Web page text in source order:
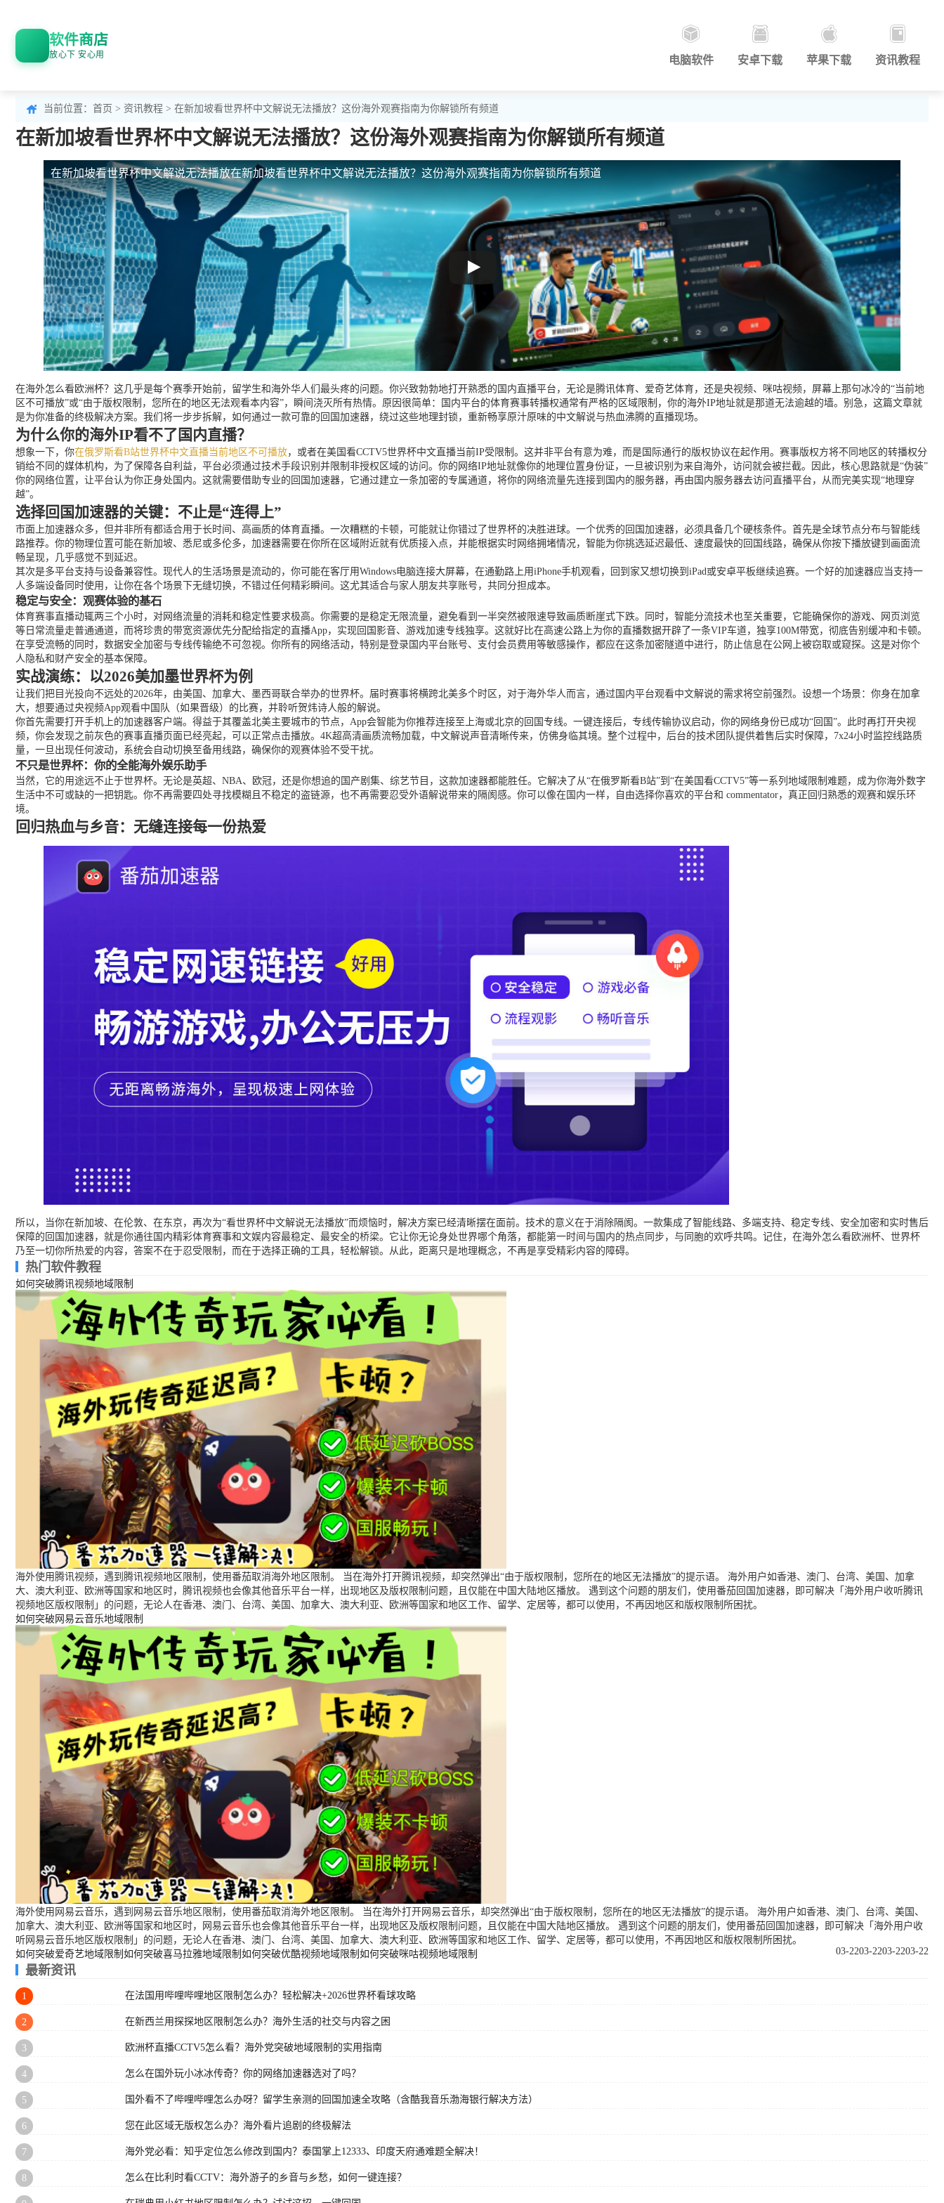
软件商店
放心下 安心用 电脑软件 安卓下载 苹果下载 资讯教程
当前位置： 首页 > 资讯教程 > 在新加坡看世界杯中文解说无法播放？这份海外观赛指南为你解锁所有频道
在新加坡看世界杯中文解说无法播放？这份海外观赛指南为你解锁所有频道
在新加坡看世界杯中文解说无法播放在新加坡看世界杯中文解说无法播放？这份海外观赛指南为你解锁所有频道
在海外怎么看欧洲杯？这几乎是每个赛季开始前，留学生和海外华人们最头疼的问题。你兴致勃勃地打开熟悉的国内直播平台，无论是腾讯体育、爱奇艺体育，还是央视频、咪咕视频，屏幕上那句冰冷的“当前地
区不可播放”或“由于版权限制，您所在的地区无法观看本内容”，瞬间浇灭所有热情。原因很简单：国内平台的体育赛事转播权通常有严格的区域限制，你的海外IP地址就是那道无法逾越的墙。别急，这篇文章就
是为你准备的终极解决方案。我们将一步步拆解，如何通过一款可靠的回国加速器，绕过这些地理封锁，重新畅享原汁原味的中文解说与热血沸腾的直播现场。
为什么你的海外IP看不了国内直播？
想象一下，你在俄罗斯看B站世界杯中文直播当前地区不可播放，或者在美国看CCTV5世界杯中文直播当前IP受限制。这并非平台有意为难，而是国际通行的版权协议在起作用。赛事版权方将不同地区的转播权分
销给不同的媒体机构，为了保障各自利益，平台必须通过技术手段识别并限制非授权区域的访问。你的网络IP地址就像你的地理位置身份证，一旦被识别为来自海外，访问就会被拦截。因此，核心思路就是“伪装”
你的网络位置，让平台认为你正身处国内。这就需要借助专业的回国加速器，它通过建立一条加密的专属通道，将你的网络流量先连接到国内的服务器，再由国内服务器去访问直播平台，从而完美实现“地理穿
越”。
选择回国加速器的关键：不止是“连得上”
市面上加速器众多，但并非所有都适合用于长时间、高画质的体育直播。一次糟糕的卡顿，可能就让你错过了世界杯的决胜进球。一个优秀的回国加速器，必须具备几个硬核条件。首先是全球节点分布与智能线
路推荐。你的物理位置可能在新加坡、悉尼或多伦多，加速器需要在你所在区域附近就有优质接入点，并能根据实时网络拥堵情况，智能为你挑选延迟最低、速度最快的回国线路，确保从你按下播放键到画面流
畅呈现，几乎感觉不到延迟。
其次是多平台支持与设备兼容性。现代人的生活场景是流动的，你可能在客厅用Windows电脑连接大屏幕，在通勤路上用iPhone手机观看，回到家又想切换到iPad或安卓平板继续追赛。一个好的加速器应当支持一
人多端设备同时使用，让你在各个场景下无缝切换，不错过任何精彩瞬间。这尤其适合与家人朋友共享账号，共同分担成本。
稳定与安全：观赛体验的基石
体育赛事直播动辄两三个小时，对网络流量的消耗和稳定性要求极高。你需要的是稳定无限流量，避免看到一半突然被限速导致画质断崖式下跌。同时，智能分流技术也至关重要，它能确保你的游戏、网页浏览
等日常流量走普通通道，而将珍贵的带宽资源优先分配给指定的直播App，实现回国影音、游戏加速专线独享。这就好比在高速公路上为你的直播数据开辟了一条VIP车道，独享100M带宽，彻底告别缓冲和卡顿。
在享受流畅的同时，数据安全加密与专线传输绝不可忽视。你所有的网络活动，特别是登录国内平台账号、支付会员费用等敏感操作，都应在这条加密隧道中进行，防止信息在公网上被窃取或窥探。这是对你个
人隐私和财产安全的基本保障。
实战演练：以2026美加墨世界杯为例
让我们把目光投向不远处的2026年，由美国、加拿大、墨西哥联合举办的世界杯。届时赛事将横跨北美多个时区，对于海外华人而言，通过国内平台观看中文解说的需求将空前强烈。设想一个场景：你身在加拿
大，想要通过央视频App观看中国队（如果晋级）的比赛，并聆听贺炜诗人般的解说。
你首先需要打开手机上的加速器客户端。得益于其覆盖北美主要城市的节点，App会智能为你推荐连接至上海或北京的回国专线。一键连接后，专线传输协议启动，你的网络身份已成功“回国”。此时再打开央视
频，你会发现之前灰色的赛事直播页面已经亮起，可以正常点击播放。4K超高清画质流畅加载，中文解说声音清晰传来，仿佛身临其境。整个过程中，后台的技术团队提供着售后实时保障，7x24小时监控线路质
量，一旦出现任何波动，系统会自动切换至备用线路，确保你的观赛体验不受干扰。
不只是世界杯：你的全能海外娱乐助手
当然，它的用途远不止于世界杯。无论是英超、NBA、欧冠，还是你想追的国产剧集、综艺节目，这款加速器都能胜任。它解决了从“在俄罗斯看B站”到“在美国看CCTV5”等一系列地域限制难题，成为你海外数字
生活中不可或缺的一把钥匙。你不再需要四处寻找模糊且不稳定的盗链源，也不再需要忍受外语解说带来的隔阂感。你可以像在国内一样，自由选择你喜欢的平台和 commentator，真正回归熟悉的观赛和娱乐环
境。
回归热血与乡音：无缝连接每一份热爱
所以，当你在新加坡、在伦敦、在东京，再次为“看世界杯中文解说无法播放”而烦恼时，解决方案已经清晰摆在面前。技术的意义在于消除隔阂。一款集成了智能线路、多端支持、稳定专线、安全加密和实时售后
保障的回国加速器，就是你通往国内精彩体育赛事和文娱内容最稳定、最安全的桥梁。它让你无论身处世界哪个角落，都能第一时间与国内的热点同步，与同胞的欢呼共鸣。记住，在海外怎么看欧洲杯、世界杯
乃至一切你所热爱的内容，答案不在于忍受限制，而在于选择正确的工具，轻松解锁。从此，距离只是地理概念，不再是享受精彩内容的障碍。
热门软件教程
如何突破腾讯视频地域限制
海外使用腾讯视频，遇到腾讯视频地区限制，使用番茄取消海外地区限制。 当在海外打开腾讯视频，却突然弹出“由于版权限制，您所在的地区无法播放”的提示语。 海外用户如香港、澳门、台湾、美国、加拿
大、澳大利亚、欧洲等国家和地区时，腾讯视频也会像其他音乐平台一样，出现地区及版权限制问题，且仅能在中国大陆地区播放。 遇到这个问题的朋友们，使用番茄回国加速器，即可解决「海外用户收听腾讯
视频地区版权限制」的问题，无论人在香港、澳门、台湾、美国、加拿大、澳大利亚、欧洲等国家和地区工作、留学、定居等，都可以使用，不再因地区和版权限制所困扰。
如何突破网易云音乐地域限制
海外使用网易云音乐，遇到网易云音乐地区限制，使用番茄取消海外地区限制。 当在海外打开网易云音乐，却突然弹出“由于版权限制，您所在的地区无法播放”的提示语。 海外用户如香港、澳门、台湾、美国、
加拿大、澳大利亚、欧洲等国家和地区时，网易云音乐也会像其他音乐平台一样，出现地区及版权限制问题，且仅能在中国大陆地区播放。 遇到这个问题的朋友们，使用番茄回国加速器，即可解决「海外用户收
听网易云音乐地区版权限制」的问题，无论人在香港、澳门、台湾、美国、加拿大、澳大利亚、欧洲等国家和地区工作、留学、定居等，都可以使用，不再因地区和版权限制所困扰。
如何突破爱奇艺地域限制
03-22
如何突破喜马拉雅地域限制 03-22
如何突破优酷视频地域限制 03-22
如何突破咪咕视频地域限制 03-22
最新资讯
1 在法国用哔哩哔哩地区限制怎么办？轻松解决+2026世界杯看球攻略
2 在新西兰用探探地区限制怎么办？海外生活的社交与内容之困
3 欧洲杯直播CCTV5怎么看？海外党突破地域限制的实用指南
4 怎么在国外玩小冰冰传奇？你的网络加速器选对了吗？
5 国外看不了哔哩哔哩怎么办呀？留学生亲测的回国加速全攻略（含酷我音乐渤海银行解决方法）
6 您在此区域无版权怎么办？海外看片追剧的终极解法
7 海外党必看：知乎定位怎么修改到国内？泰国掌上12333、印度天府通难题全解决！
8 怎么在比利时看CCTV：海外游子的乡音与乡愁，如何一键连接？